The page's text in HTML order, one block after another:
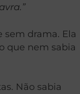
sem drama. Ela
que nem sabia
Não sabia